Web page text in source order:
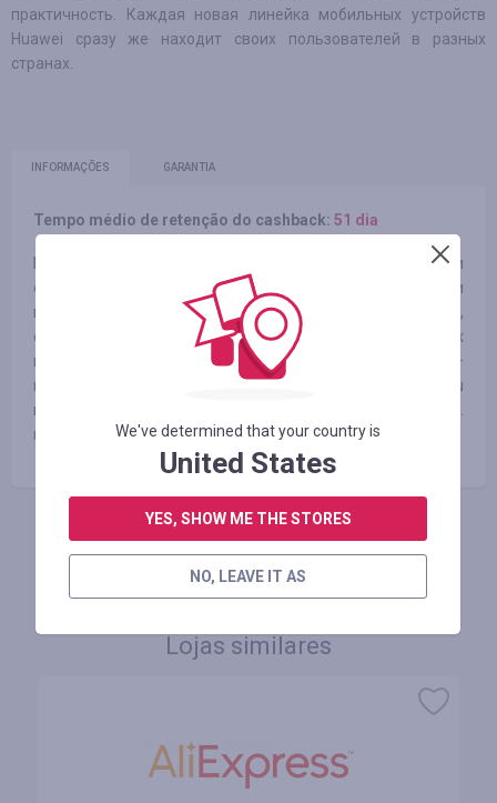
практичность. Каждая новая линейка мобильных устройств
Huawei сразу же находит своих пользователей в разных
странах.
INFORMAÇÕES GARANTIA
Tempo médio de retenção do cashback: 51 dia
Бренд Honor ориентирован на последние инновации и
обеспечение пользователей самыми интересными
продуктами и решениями. Honor направлен на молодых,
социально активных людей, принадлежащих к
городскому среднему классу. Основной подход бренда –
высокое качество за разумные деньги. На shop.huawei.ru
можно найти смартфоны, планшеты, умные часы и др.
продукцию двух брендов: Huawei и Honor.
FAÇA LOGIN PARA DEIXAR UM COMENTÁRIO
Lojas similares
We've determined that your country is
United States
YES, SHOW ME THE STORES
NO, LEAVE IT AS